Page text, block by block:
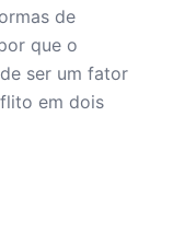
de
que o
ser um fator
em dois